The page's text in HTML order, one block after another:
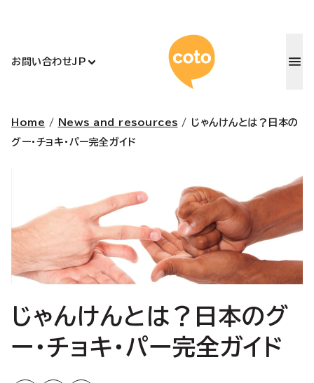
お問い合わせJP コトアカ
Home / News and resources /
じゃんけんとは？日本の
グー・チョキ・パー完全ガイド
じゃんけんとは？日本のグ
ー・チョキ・パー完全ガイド